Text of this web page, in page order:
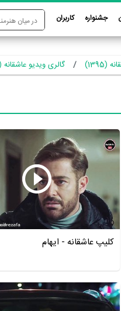
جشنواره کاربران
گالری ویدیو عاشقانه
کلیپ عاشقانه - ایهام